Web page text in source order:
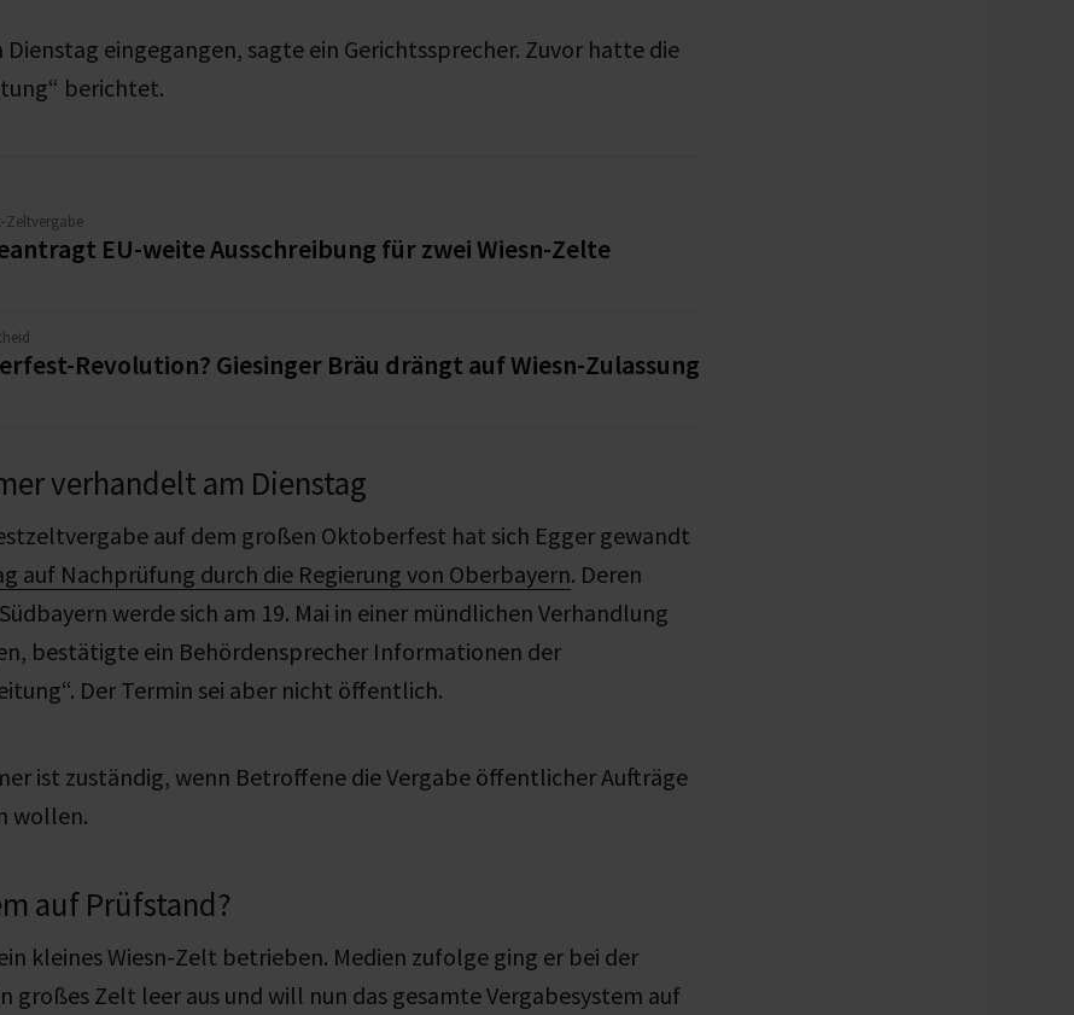
Dienstag eingegangen, sagte ein Gerichtssprecher. Zuvor hatte die
berichtet.
Zeltvergabe
EU-weite Ausschreibung für zwei Wiesn-Zelte
Revolution? Giesinger Bräu drängt auf Wiesn-Zulassung
verhandelt am Dienstag
auf dem großen Oktoberfest hat sich Egger gewandt
auf Nachprüfung durch die Regierung von Oberbayern. Deren
werde sich am 19. Mai in einer mündlichen Verhandlung
bestätigte ein Behördensprecher Informationen der
Der Termin sei aber nicht öffentlich.
ist zuständig, wenn Betroffene die Vergabe öffentlicher Aufträge
wollen.
auf Prüfstand?
kleines Wiesn-Zelt betrieben. Medien zufolge ging er bei der
großes Zelt leer aus und will nun das gesamte Vergabesystem auf